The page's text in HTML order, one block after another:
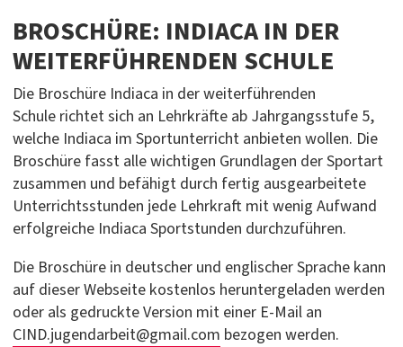
BROSCHÜRE: INDIACA IN DER
WEITERFÜHRENDEN SCHULE
Die Broschüre Indiaca in der weiterführenden
Schule richtet sich an Lehrkräfte ab Jahrgangsstufe 5,
welche Indiaca im Sportunterricht anbieten wollen. Die
Broschüre fasst alle wichtigen Grundlagen der Sportart
zusammen und befähigt durch fertig ausgearbeitete
Unterrichtsstunden jede Lehrkraft mit wenig Aufwand
erfolgreiche Indiaca Sportstunden durchzuführen.
Die Broschüre in deutscher und englischer Sprache kann
auf dieser Webseite kostenlos heruntergeladen werden
oder als gedruckte Version mit einer E-Mail an
CIND.jugendarbeit@gmail.com bezogen werden.